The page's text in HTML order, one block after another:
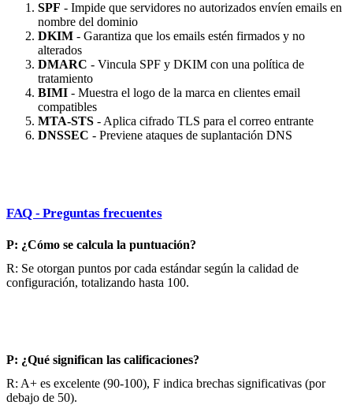
SPF - Impide que servidores no autorizados envíen emails en
nombre del dominio
DKIM - Garantiza que los emails estén firmados y no
alterados
DMARC - Vincula SPF y DKIM con una política de
tratamiento
BIMI - Muestra el logo de la marca en clientes email
compatibles
MTA-STS - Aplica cifrado TLS para el correo entrante
DNSSEC - Previene ataques de suplantación DNS
FAQ - Preguntas frecuentes
P: ¿Cómo se calcula la puntuación?
R: Se otorgan puntos por cada estándar según la calidad de
configuración, totalizando hasta 100.
P: ¿Qué significan las calificaciones?
R: A+ es excelente (90-100), F indica brechas significativas (por
debajo de 50).